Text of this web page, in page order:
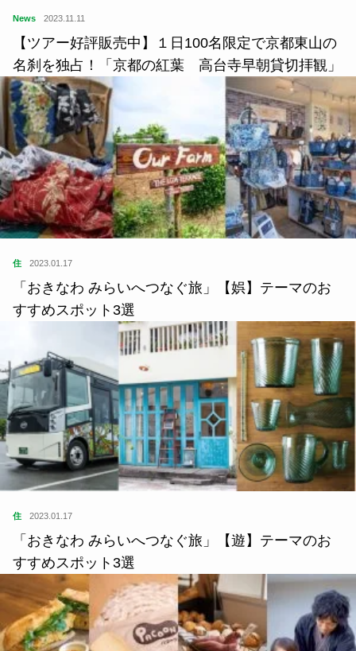
News 2023.11.11
【ツアー好評販売中】１日100名限定で京都東山の
名刹を独占！「京都の紅葉 高台寺早朝貸切拝観」
住 2023.01.17
「おきなわ みらいへつなぐ旅」【娯】テーマのお
すすめスポット3選
住 2023.01.17
「おきなわ みらいへつなぐ旅」【遊】テーマのお
すすめスポット3選